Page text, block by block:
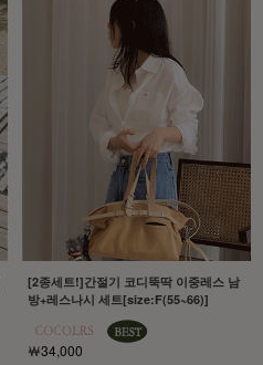
[2종세트!]간절기 코디뚝딱 이중레스 남
방+레스나시 세트[size:F(55~66)]
￦34,000